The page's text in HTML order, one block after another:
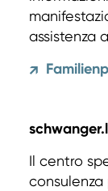
assistenza
↗
Il centro